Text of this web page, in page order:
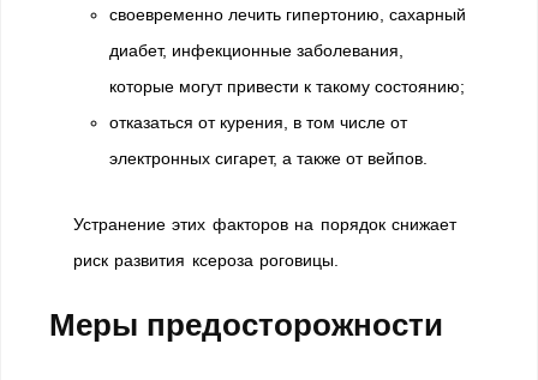
своевременно лечить гипертонию, сахарный
диабет, инфекционные заболевания,
которые могут привести к такому состоянию;
отказаться от курения, в том числе от
электронных сигарет, а также от вейпов.
Устранение этих факторов на порядок снижает
риск развития ксероза роговицы.
Меры предосторожности